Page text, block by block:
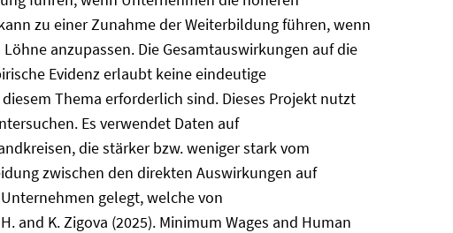
zu einer Zunahme der Weiterbildung führen, wenn
anzupassen. Die Gesamtauswirkungen auf die
Evidenz erlaubt keine eindeutige
Thema erforderlich sind. Dieses Projekt nutzt
Es verwendet Daten auf
die stärker bzw. weniger stark vom
zwischen den direkten Auswirkungen auf
gelegt, welche von
and K. Zigova (2025). Minimum Wages and Human